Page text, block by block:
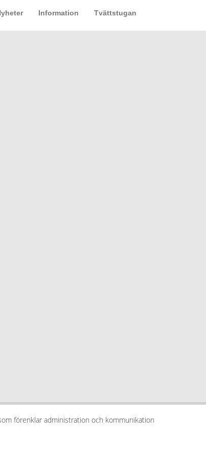
Information Tvättstugan
förenklar administration och kommunikation